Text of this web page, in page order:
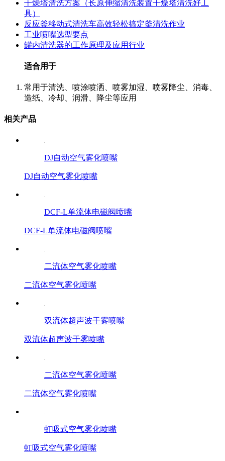
干燥塔清洗方案（长原伸缩清洗装置干燥塔清洗好工
具）
反应釜移动式清洗车高效轻松搞定釜清洗作业
工业喷嘴选型要点
罐内清洗器的工作原理及应用行业
适合用于
常用于清洗、喷涂喷洒、喷雾加湿、喷雾降尘、消毒、
造纸、冷却、润滑、降尘等应用
相关产品
DJ自动空气雾化喷嘴
DJ自动空气雾化喷嘴
DCF-L单流体电磁阀喷嘴
DCF-L单流体电磁阀喷嘴
二流体空气雾化喷嘴
二流体空气雾化喷嘴
双流体超声波干雾喷嘴
双流体超声波干雾喷嘴
二流体空气雾化喷嘴
二流体空气雾化喷嘴
虹吸式空气雾化喷嘴
虹吸式空气雾化喷嘴